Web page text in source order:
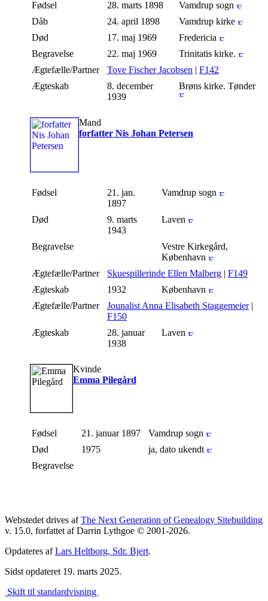
Fødsel 28. marts 1898
Vamdrup sogn
Dåb
24. april 1898
Vamdrup kirke
Død
17. maj 1969
Fredericia
Begravelse
22. maj 1969
Trinitatis kirke.
Ægtefælle/Partner
Tove Fischer Jacobsen | F142
Ægteskab
8. december
1939
Brøns kirke. Tønder
Mand
forfatter Nis Johan Petersen
Fødsel
21. jan.
1897
Vamdrup sogn
Død
9. marts
1943
Laven
Begravelse
Vestre Kirkegård,
København
Ægtefælle/Partner
Skuespillerinde Ellen Malberg | F149
Ægteskab
1932
København
Ægtefælle/Partner
Jounalist Anna Elisabeth Staggemeier|
F150
Ægteskab
28. januar
1938
Laven
Kvinde
Emma Pilegård
Fødsel 21. januar 1897
Vamdrup sogn
Død
1975
ja, dato ukendt
Begravelse
Webstedet drives afThe Next Generation of Genealogy Sitebuilding
v. 15.0, forfattet af Darrin Lythgoe © 2001-2026.
Opdateres afLars Heltborg, Sdr. Bjert.
Sidst opdateret 19. marts 2025.
Skift til standardvisning